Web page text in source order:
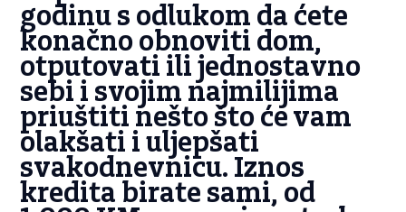
godinu s odlukom da ćete
konačno obnoviti dom,
otputovati ili jednostavno
sebi i svojim najmilijima
priuštiti nešto što će vam
olakšati i uljepšati
svakodnevnicu. Iznos
kredita birate sami, od